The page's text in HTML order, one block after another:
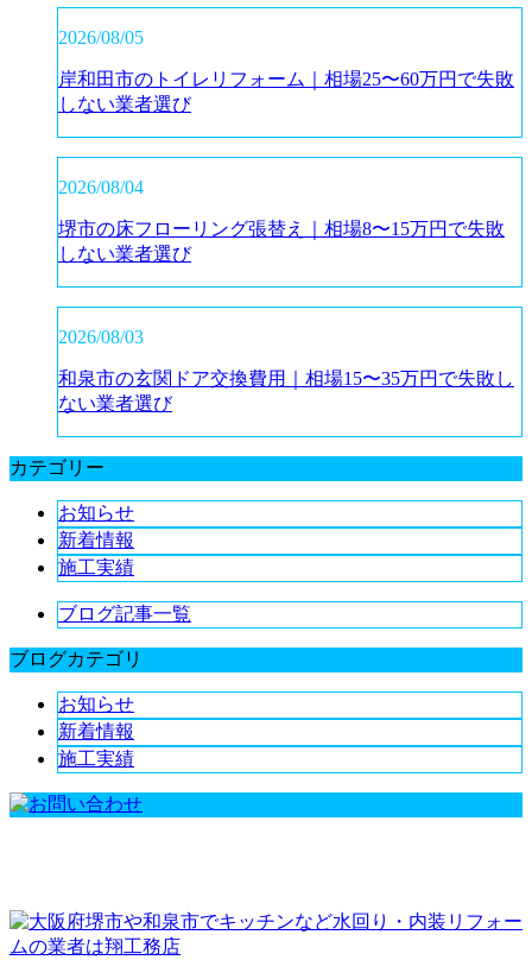
2026/08/05
岸和田市のトイレリフォーム｜相場25〜60万円で失敗
しない業者選び
2026/08/04
堺市の床フローリング張替え｜相場8〜15万円で失敗
しない業者選び
2026/08/03
和泉市の玄関ドア交換費用｜相場15〜35万円で失敗し
ない業者選び
カテゴリー
お知らせ
新着情報
施工実績
ブログ記事一覧
ブログカテゴリ
お知らせ
新着情報
施工実績